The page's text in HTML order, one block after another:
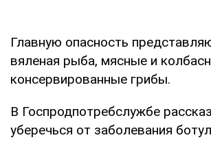
Главную опасность
вяленая рыба, мясные и
консервированные грибы.
В Госпродпотребслужбе
уберечься от заболевания